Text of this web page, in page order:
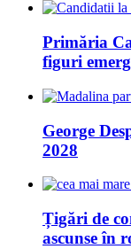
Primăria
figuri
George
2028
Țigări de
ascunse în